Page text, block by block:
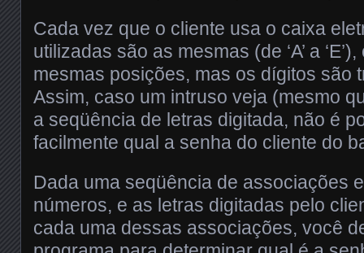
Cada vez que o cliente usa o caixa
utilizadas são as mesmas (de ‘A’ a
mesmas posições, mas os dígitos são
Assim, caso um intruso veja (mesmo
a seqüência de letras digitada, não é
facilmente qual a senha do cliente do
Dada uma seqüência de associações
números, e as letras digitadas pelo
cada uma dessas associações, você